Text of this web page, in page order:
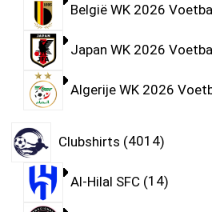
België WK 2026
Japan WK 2026
Algerije WK 2026
Clubshirts 4014
Al-Hilal SFC 14